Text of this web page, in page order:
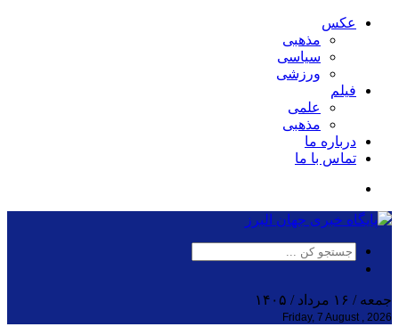
عکس
مذهبی
سیاسی
ورزشی
فیلم
علمی
مذهبی
درباره ما
تماس با ما
جمعه / ۱۶ مرداد / ۱۴۰۵
Friday, 7 August , 2026